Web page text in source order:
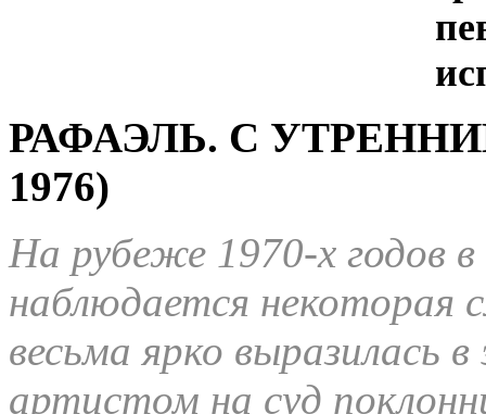
РАФАЭЛЬ. С
1976)
На рубеже 1970-х годов
наблюдается некоторая
весьма ярко выразилась
артистом на суд